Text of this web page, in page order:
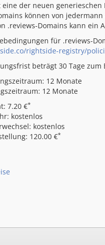
eine der neuen
können von
.reviews-Domains kann ein
für .reviews-
rightside-registry/
beträgt 30 Tage
12 Monate
12 Monate
7.20 €*
kostenlos
kostenlos
120.00 €*